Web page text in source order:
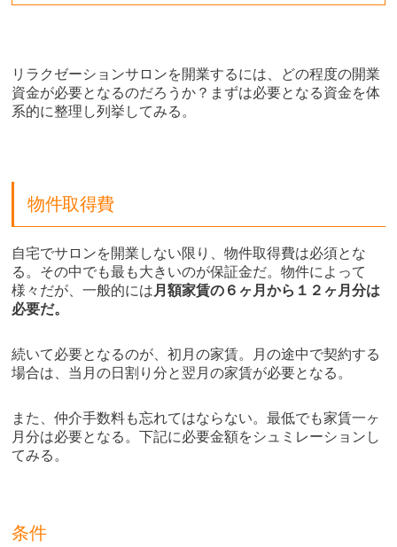
リラクゼーションサロンを開業するには、どの程度の開業
資金が必要となるのだろうか？まずは必要となる資金を体
系的に整理し列挙してみる。
物件取得費
自宅でサロンを開業しない限り、物件取得費は必須とな
る。その中でも最も大きいのが保証金だ。物件によって
様々だが、一般的には 月額家賃の６ヶ月から１２ヶ月分は
必要だ。
続いて必要となるのが、初月の家賃。月の途中で契約する
場合は、当月の日割り分と翌月の家賃が必要となる。
また、仲介手数料も忘れてはならない。最低でも家賃一ヶ
月分は必要となる。下記に必要金額をシュミレーションし
てみる。
条件